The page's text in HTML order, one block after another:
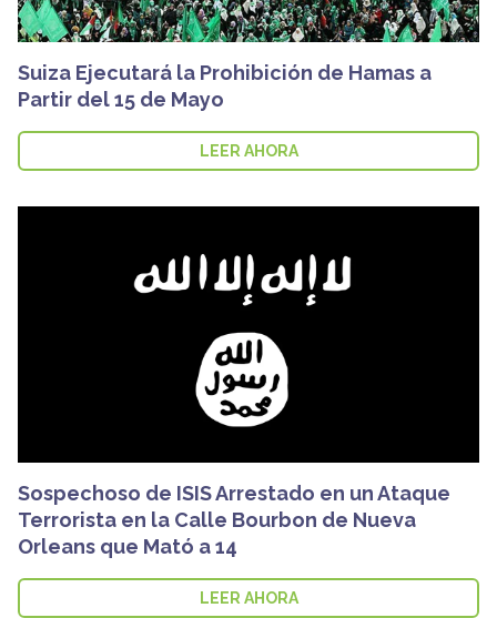
Suiza Ejecutará la Prohibición de Hamas a
Partir del 15 de Mayo
LEER AHORA
Sospechoso de ISIS Arrestado en un Ataque
Terrorista en la Calle Bourbon de Nueva
Orleans que Mató a 14
LEER AHORA